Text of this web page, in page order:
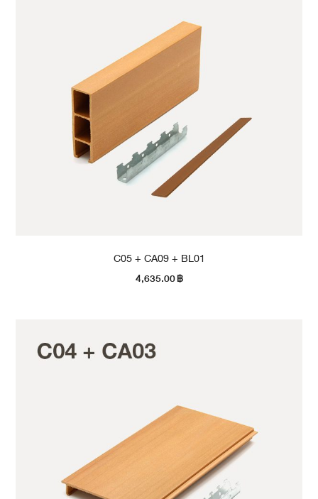
C05 + CA09 + BL01
4,635.00฿